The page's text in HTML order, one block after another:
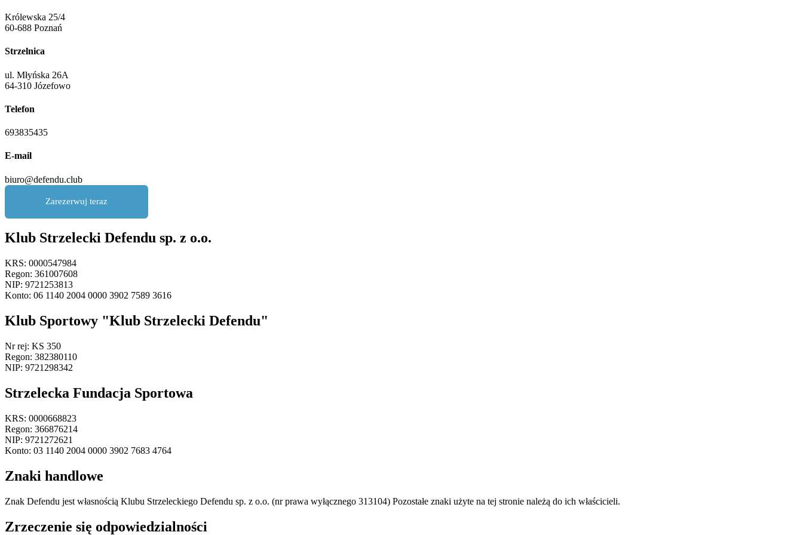
Królewska 25/4
60-688 Poznań
Strzelnica
ul. Młyńska 26A
64-310 Józefowo
Telefon
693835435
E-mail
biuro@defendu.club
Zarezerwuj teraz
Klub Strzelecki Defendu sp. z o.o.
KRS: 0000547984
Regon: 361007608
NIP: 9721253813
Konto: 06 1140 2004 0000 3902 7589 3616
Klub Sportowy "Klub Strzelecki Defendu"
Nr rej: KS 350
Regon: 382380110
NIP: 9721298342
Strzelecka Fundacja Sportowa
KRS: 0000668823
Regon: 366876214
NIP: 9721272621
Konto: 03 1140 2004 0000 3902 7683 4764
Znaki handlowe
Znak Defendu jest własnością Klubu Strzeleckiego Defendu sp. z o.o. (nr prawa wyłącznego 313104) Pozostałe znaki użyte na tej stronie należą do ich właścicieli.
Zrzeczenie się odpowiedzialności